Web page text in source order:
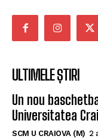
ULTIMELE ȘTIRI
Un nou
Universitatea
SCM U CRAIOVA (M) 2